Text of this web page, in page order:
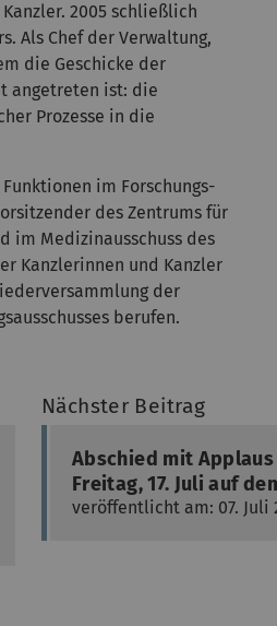
2005 schließlich
Als Chef der Verwaltung,
die Geschicke der
angetreten ist: die
Prozesse in die
im Forschungs-
des Zentrums für
im Medizinausschuss des
Kanzlerinnen und Kanzler
der
berufen.
Nächster Beitrag
Abschied mit
Freitag, 17. Juli auf
veröffentlicht am: 07. Juli